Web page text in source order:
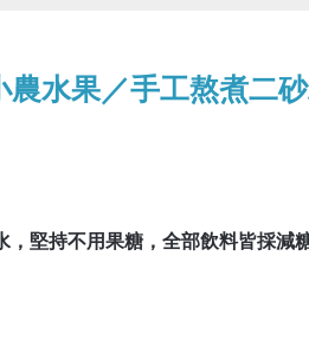
水果／手工熬煮二
堅持不用果糖，全部飲料皆採減